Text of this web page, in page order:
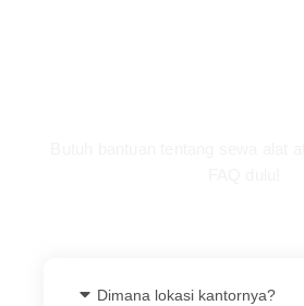
Dimana lokasi kantornya?